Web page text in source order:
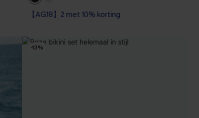
【AG18】2 met 10% korting
-13%